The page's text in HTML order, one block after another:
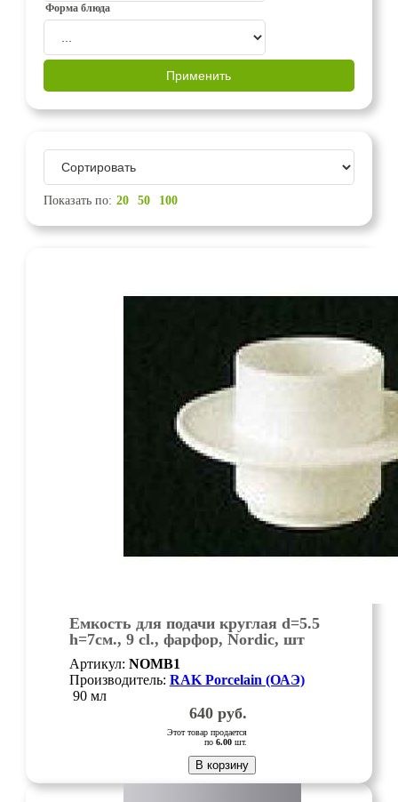
Форма блюда
Показать по: 20 50 100
Емкость для подачи круглая d=5.5
h=7см., 9 cl., фарфор, Nordic, шт
Артикул: NOMB1
Производитель: RAK Porcelain (ОАЭ)
90 мл
640руб.
Этот товар продается
по 6.00шт.
В корзину